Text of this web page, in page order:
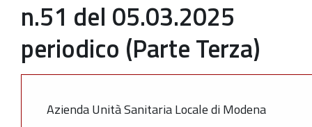
n.51 del 05.03.2025
periodico (Parte Terza)
Azienda Unità Sanitaria Locale di Modena